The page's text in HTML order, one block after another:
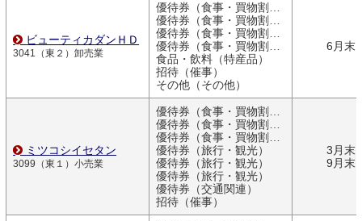
ビューティカダンＨＤ
3041（東２）卸売業
優待券（食事・買物割引券）
優待券（食事・買物割引券）
優待券（食事・買物割引券）
優待券（食事・買物割引券）
食品・飲料（特産品）
招待（催事）
その他（その他）
6月末
ミツコシイセタン
3099（東１）小売業
優待券（食事・買物割引券）
優待券（食事・買物割引券）
優待券（食事・買物割引券）
優待券（旅行・観光）
優待券（旅行・観光）
優待券（旅行・観光）
優待券（交通関連）
招待（催事）
3月末
9月末